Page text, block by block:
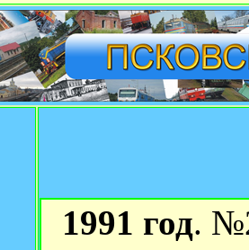
1991 год.